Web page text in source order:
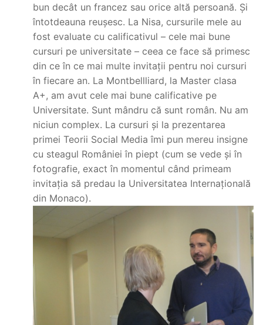
bun decât un francez sau orice altă persoană. Și
întotdeauna reușesc. La Nisa, cursurile mele au
fost evaluate cu calificativul – cele mai bune
cursuri pe universitate – ceea ce face să primesc
din ce în ce mai multe invitații pentru noi cursuri
în fiecare an. La Montbellliard, la Master clasa
A+, am avut cele mai bune calificative pe
Universitate. Sunt mândru că sunt român. Nu am
niciun complex. La cursuri și la prezentarea
primei Teorii Social Media îmi pun mereu insigne
cu steagul României în piept (cum se vede și în
fotografie, exact în momentul când primeam
invitația să predau la Universitatea Internațională
din Monaco).